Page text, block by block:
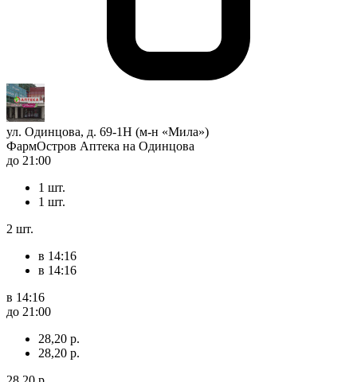
ул. Одинцова, д. 69-1Н (м-н «Мила»)
ФармОстров Аптека на Одинцова
до 21:00
1 шт.
1 шт.
2 шт.
в 14:16
в 14:16
в 14:16
до 21:00
28,20 р.
28,20 р.